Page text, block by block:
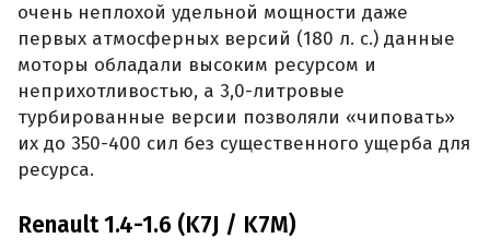
очень неплохой удельной мощности даже
первых атмосферных версий (180 л. с.) данные
моторы обладали высоким ресурсом и
неприхотливостью, а 3,0-литровые
турбированные версии позволяли «чиповать»
их до 350-400 сил без существенного ущерба для
ресурса.
Renault 1.4-1.6 (K7J / K7M)